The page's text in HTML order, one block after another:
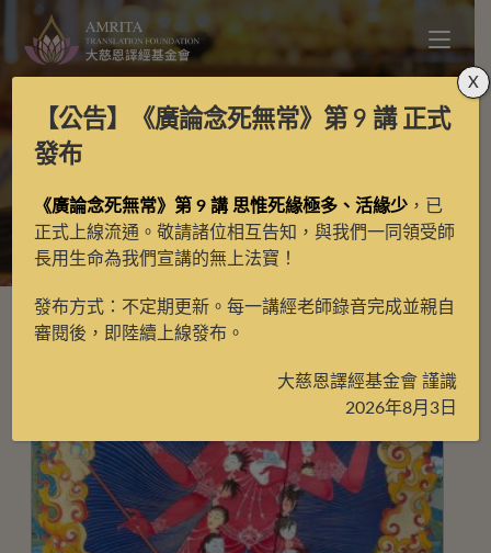
> 不空金剛亥母
【公告】 《廣論念死無常》第 9 講正式
發布
《廣論念死無常》第 9 講 思惟死緣極多、活緣少 ，已
正式上線流通。敬請諸位相互告知，與我們一同領受師
長用生命為我們宣講的無上法寶！
發布方式：不定期更新。每一講經老師錄音完成並親自
審閱後，即陸續上線發布。
大慈恩譯經基金會 謹識
2026年8月3日
X